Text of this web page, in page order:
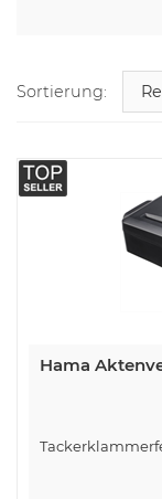
Sortierung:
Hama